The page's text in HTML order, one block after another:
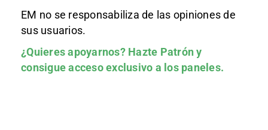
EM no se responsabiliza de las opiniones de
sus usuarios.
¿Quieres apoyarnos? Hazte Patróny
consigue acceso exclusivo a los paneles.